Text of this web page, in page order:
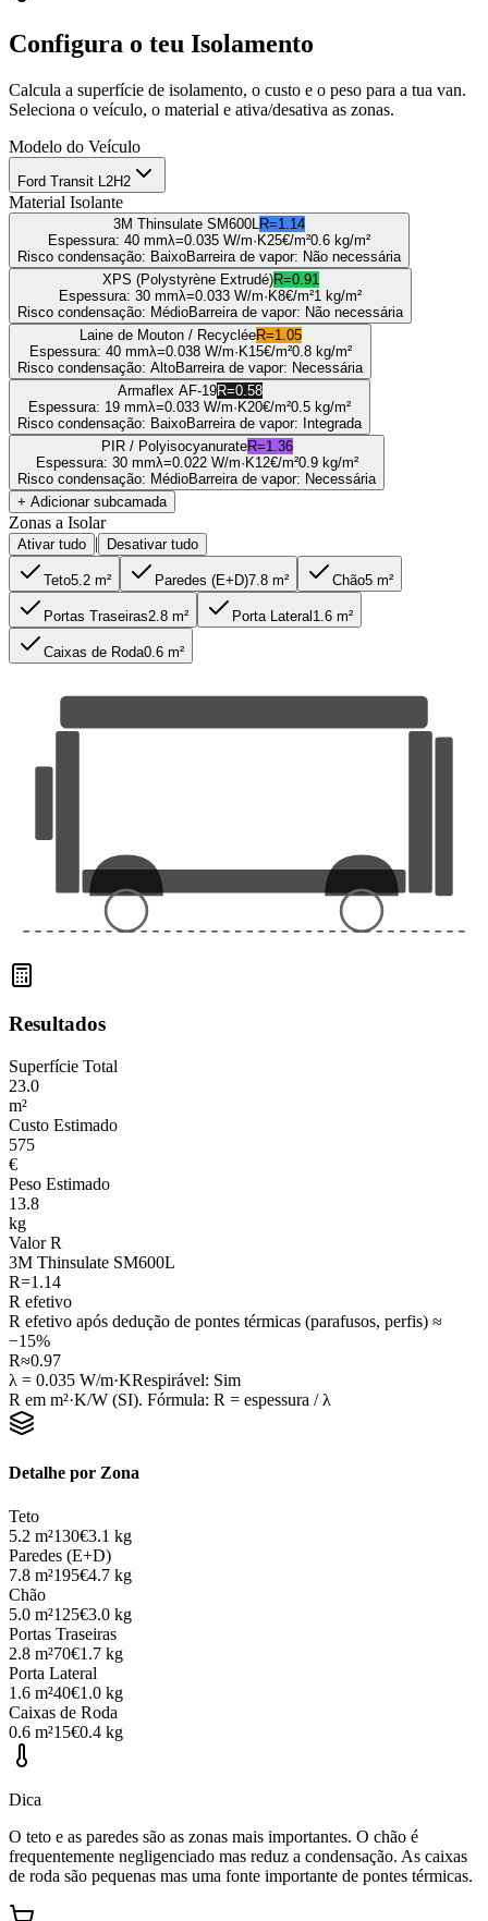
Configura o teu Isolamento
Calcula a superfície de isolamento, o custo e o peso para a tua van.
Seleciona o veículo, o material e ativa/desativa as zonas.
Modelo do Veículo
Ford Transit L2H2
Material Isolante
3M Thinsulate SM600L R=1.14
Espessura: 40 mmλ=0.035 W/m·K25€/m²0.6 kg/m²
Risco condensação: BaixoBarreira de vapor: Não necessária
XPS (Polystyrène Extrudé)R=0.91
Espessura: 30 mmλ=0.033 W/m·K8€/m²1 kg/m²
Risco condensação: MédioBarreira de vapor: Não necessária
Laine de Mouton / RecycléeR=1.05
Espessura: 40 mmλ=0.038W/m·K15€/m²0.8kg/m²
Risco condensação: AltoBarreira de vapor: Necessária
Armaflex AF-19R=0.58
Espessura: 19 mmλ=0.033 W/m·K20€/m²0.5 kg/m²
Risco condensação: BaixoBarreira de vapor: Integrada
PIR / PolyisocyanurateR=1.36
Espessura: 30 mmλ=0.022W/m·K12€/m²0.9kg/m²
Risco condensação: MédioBarreira de vapor: Necessária
+ Adicionar subcamada
Zonas a Isolar
Ativar tudo | Desativar tudo
Teto5.2 m² Paredes (E+D)7.8 m² Chão5 m²
Portas Traseiras2.8 m² Porta Lateral1.6 m²
Caixas de Roda0.6 m²
Resultados
Superfície Total
23.0
m²
Custo Estimado
575
€
Peso Estimado
13.8
kg
Valor R
3M Thinsulate SM600L
R=1.14
R efetivo
R efetivo após dedução de pontes térmicas (parafusos, perfis) ≈
−15%
R≈0.97
λ = 0.035 W/m·KRespirável: Sim
R em m²·K/W (SI). Fórmula: R = espessura / λ
Detalhe por Zona
Teto
5.2 m²130€3.1 kg
Paredes (E+D)
7.8 m²195€4.7 kg
Chão
5.0 m²125€3.0 kg
Portas Traseiras
2.8 m²70€1.7 kg
Porta Lateral
1.6 m²40€1.0 kg
Caixas de Roda
0.6 m²15€0.4 kg
Dica
O teto e as paredes são as zonas mais importantes. O chão é
frequentemente negligenciado mas reduz a condensação. As caixas
de roda são pequenas mas uma fonte importante de pontes térmicas.